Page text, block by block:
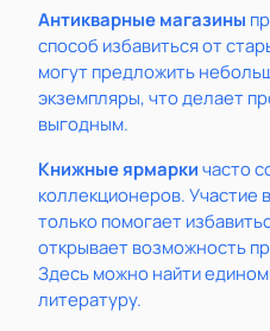
Антикварные магазины
способ избавиться от
могут предложить
экземпляры, что делает
выгодным.
Книжные ярмарки часто
коллекционеров. Участие
только помогает
открывает возможность
Здесь можно найти
литературу.